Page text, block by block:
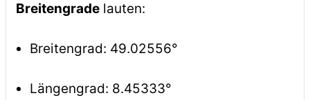
Breitengradelauten:
Breitengrad: 49.02556°
Längengrad: 8.45333°